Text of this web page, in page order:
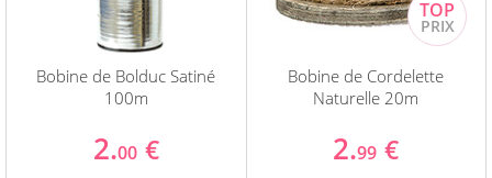
Bobine de Bolduc Satiné
100m
2.00 €
Bobine de Cordelette
Naturelle 20m
2.99 €